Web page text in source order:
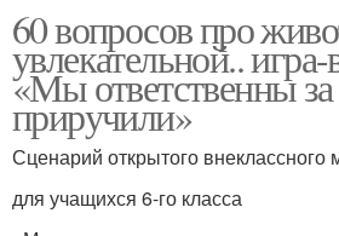
60 вопросов про
увлекательной..
«Мы ответственны за
приручили»
Сценарий открытого внеклассного
для учащихся 6-го класса